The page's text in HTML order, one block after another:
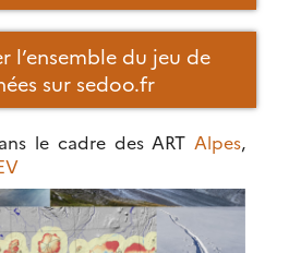
l’ensemble du jeu de
sur sedoo.fr
le cadre des ART Alpes,